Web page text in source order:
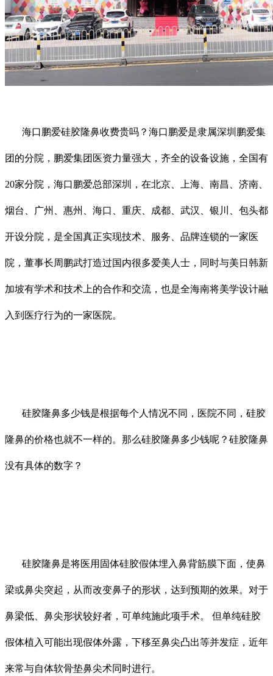
海口鹏爱硅胶隆鼻收费贵吗？海口鹏爱是隶属深圳鹏爱集
团的分院，鹏爱集团医资力量强大，齐全的设备设施，全国有
20家分院，海口鹏爱总部深圳，在北京、上海、南昌、济南、
烟台、广州、惠州、海口、重庆、成都、武汉、银川、包头都
开设分院，是全国真正实现技术、服务、品牌连锁的一家医
院，董事长周鹏武打造过国内很多爱美人士，同时与美日韩新
加坡有学术和技术上的合作和交流，也是全海南将美学设计融
入到医疗行为的一家医院。
硅胶隆鼻多少钱是根据每个人情况不同，医院不同，硅胶
隆鼻的价格也就不一样的。那么硅胶隆鼻多少钱呢？硅胶隆鼻
没有具体的数字？
硅胶隆鼻是将医用固体硅胶假体埋入鼻背筋膜下面，使鼻
梁或鼻尖突起，从而改变鼻子的形状，达到预期的效果。对于
鼻梁低、鼻尖形状较好者，可单纯施此项手术。 但单纯硅胶
假体植入可能出现假体外露，下移至鼻尖凸出等并发症，近年
来常与自体软骨垫鼻尖术同时进行。